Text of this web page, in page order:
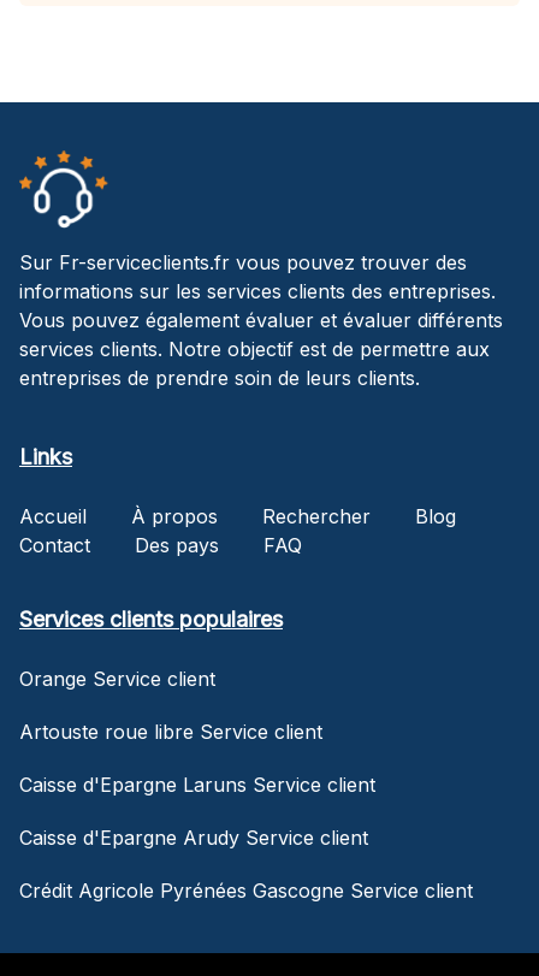
Sur Fr-serviceclients.fr vous pouvez trouver des
informations sur les services clients des entreprises.
Vous pouvez également évaluer et évaluer différents
services clients. Notre objectif est de permettre aux
entreprises de prendre soin de leurs clients.
Links
Accueil À propos Rechercher
Blog
Contact
Des pays FAQ
Services clients populaires
Orange Service client
Artouste roue libre Service client
Caisse d'Epargne Laruns Service client
Caisse d'Epargne Arudy Service client
Crédit Agricole Pyrénées Gascogne Service client